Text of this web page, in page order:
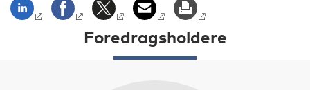
Foredragsholdere